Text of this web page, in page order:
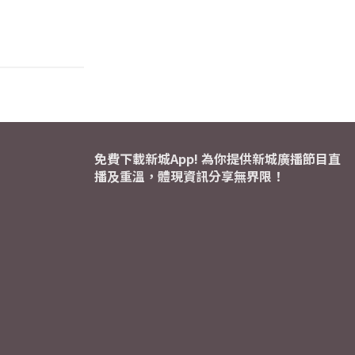
免費下載新城App! 為你提供新城廣播節目直
播及重溫，體現資訊分享無界限！